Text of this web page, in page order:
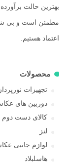
بهترین حالت
مطمئن است و بی
اعتماد هستیم.
محصولات
تجهیزات
دوربین های
کالای دست دوم
لنز
لوازم جانبی
هاسلبلاد